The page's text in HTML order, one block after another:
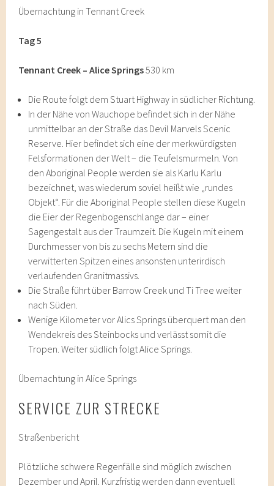
Übernachtung in Tennant Creek
Tag 5
Tennant Creek – Alice Springs530 km
Die Route folgt dem Stuart Highway in südlicher Richtung.
In der Nähe von Wauchope befindet sich in der Nähe
unmittelbar an der Straße das Devil Marvels Scenic
Reserve. Hier befindet sich eine der merkwürdigsten
Felsformationen der Welt – die Teufelsmurmeln. Von
den Aboriginal People werden sie als Karlu Karlu
bezeichnet, was wiederum soviel heißt wie „rundes
Objekt“. Für die Aboriginal People stellen diese Kugeln
die Eier der Regenbogenschlange dar – einer
Sagengestalt aus der Traumzeit. Die Kugeln mit einem
Durchmesser von bis zu sechs Metern sind die
verwitterten Spitzen eines ansonsten unterirdisch
verlaufenden Granitmassivs.
Die Straße führt über Barrow Creek und Ti Tree weiter
nach Süden.
Wenige Kilometer vor Alics Springs überquert man den
Wendekreis des Steinbocks und verlässt somit die
Tropen. Weiter südlich folgt Alice Springs.
Übernachtung in Alice Springs
SERVICE ZUR STRECKE
Straßenbericht
Plötzliche schwere Regenfälle sind möglich zwischen
Dezember und April. Kurzfristig werden dann eventuell